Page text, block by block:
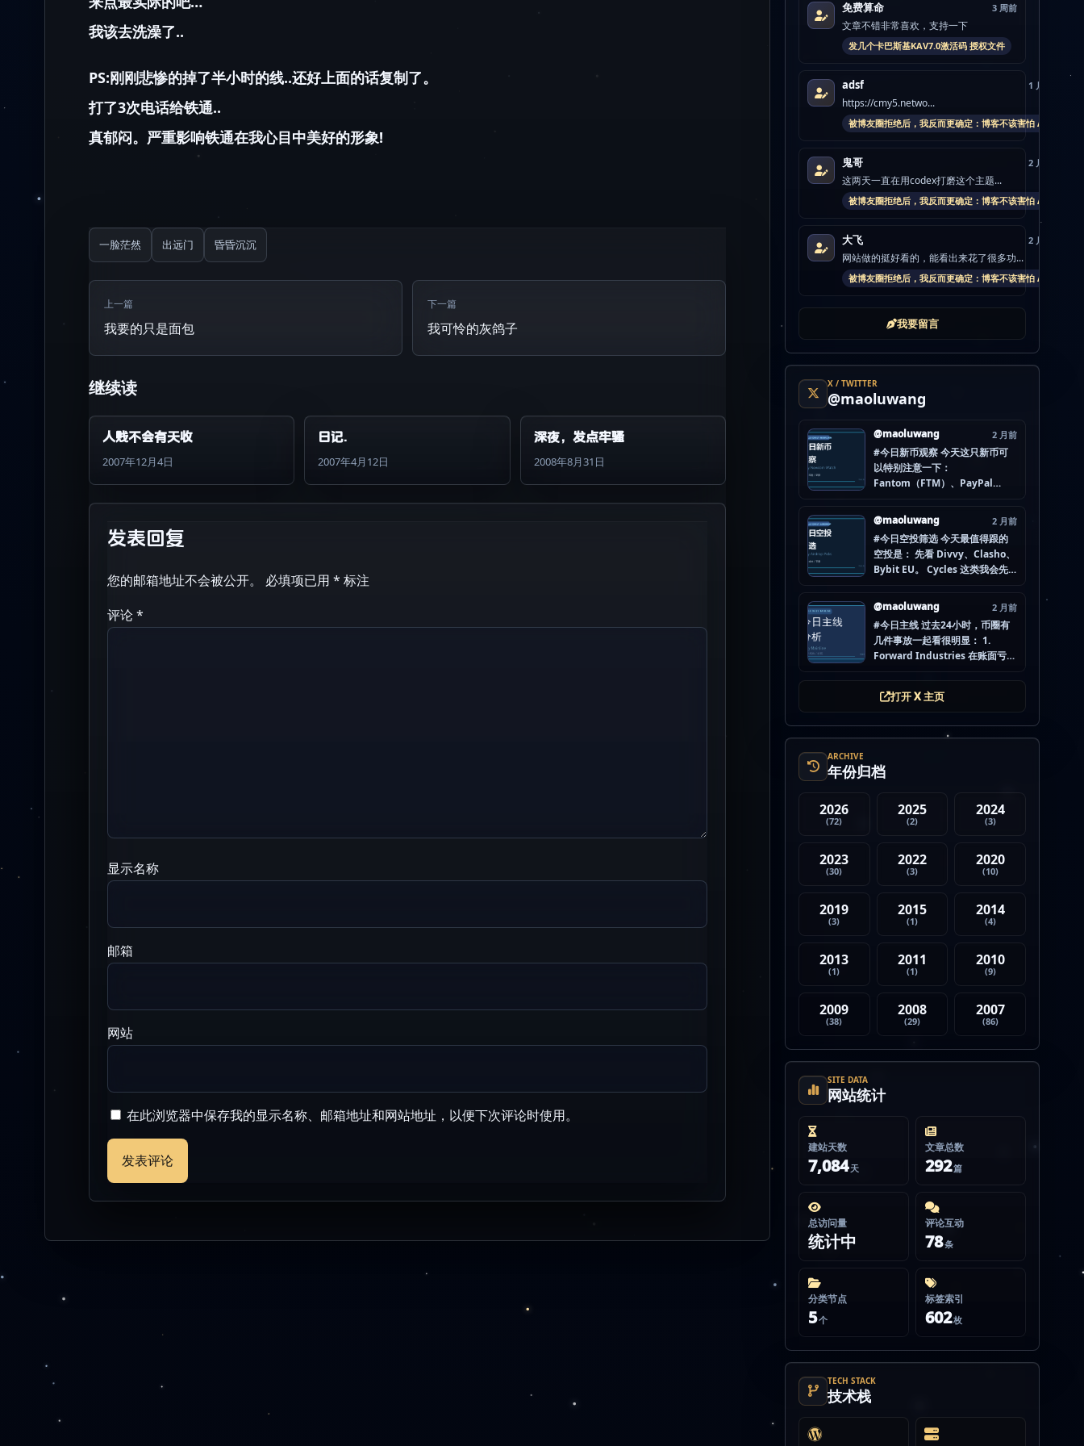
免费算命 3 周前
文章不错非常喜欢，支持一下
发几个卡巴斯基KAV7.0激活码 授权文件
adsf 1 月前
https://cmy5.netwo...
被博友圈拒绝后，我反而更确定：博客不该害怕 AI
鬼哥 2 月前
这两天一直在用codex打磨这个主题...
被博友圈拒绝后，我反而更确定：博客不该害怕 AI
大飞 2 月前
网站做的挺好看的，能看出来花了很多功...
被博友圈拒绝后，我反而更确定：博客不该害怕 AI
我要留言
X / TWITTER
@maoluwang
@maoluwang 2 月前
#今日新币观察 今天这只新币可
以特别注意一下：
Fantom（FTM）、PayPal
Liberty Financial（WLFI）、
Internet Computer (IOU)
（ICP） 不是因为它们一定最
猛，而是更像“热度是不是在回流”
的样本。 这种时候最怕把...
@maoluwang 2 月前
#今日空投筛选 今天最值得跟的
空投是： 先看 Divvy、Clasho、
Bybit EU。 Cycles 这类我会先
后续节奏想清楚。 现在做空投最
怕的不是没项目，而是一下全
开，最后一条都没做扎实。
mao.lu/today-airdrop-
selecti… #空投项目 #...
@maoluwang 2 月前
#今日主线 过去24小时，币圈有
几件事放一起看很明显： 1.
Forward Industries 在账面亏损
非法赌博行为 3. 加密亿万富翁继
4. Strategy 的杠杆比特币模型
打开 X 主页
ARCHIVE
年份归档
2026
(72)
2025
(2)
2024
(3)
2023
(30)
2022
(3)
2020
(10)
2019
(3)
2015
(1)
2014
(4)
2013
(1)
2011
(1)
2010
(9)
2009
(38)
2008
(29)
2007
(86)
SITE DATA
网站统计
建站天数
7,084 天
文章总数
292篇
总访问量
统计中
评论互动
78条
分类节点
5个
标签索引
602枚
TECH STACK
技术栈
我该去洗澡了..
PS:刚刚悲惨的掉了半小时的线..还好上面的话复制了。
打了3次电话给铁通..
真郁闷。严重影响铁通在我心目中美好的形象!
一脸茫然 出远门 昏昏沉沉
上一篇
我要的只是面包
下一篇
我可怜的灰鸽子
继续读
人贱不会有天收
2007年12月4日
日记.
2007年4月12日
深夜，发点牢骚
2008年8月31日
发表回复
您的邮箱地址不会被公开。 必填项已用 * 标注
评论*
显示名称
邮箱
网站
在此浏览器中保存我的显示名称、邮箱地址和网站地址，以便下次评论时使用。